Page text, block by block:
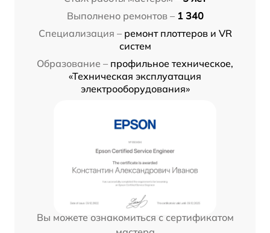
Выполнено ремонтов – 1 340
Специализация – ремонт плоттеров и VR
систем
Образование – профильное техническое,
«Техническая эксплуатация
электрооборудования»
Вы можете ознакомиться с сертификатом